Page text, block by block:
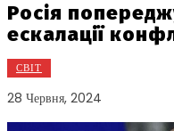
Росія
ескалації
СВІТ
28 Червня, 2024